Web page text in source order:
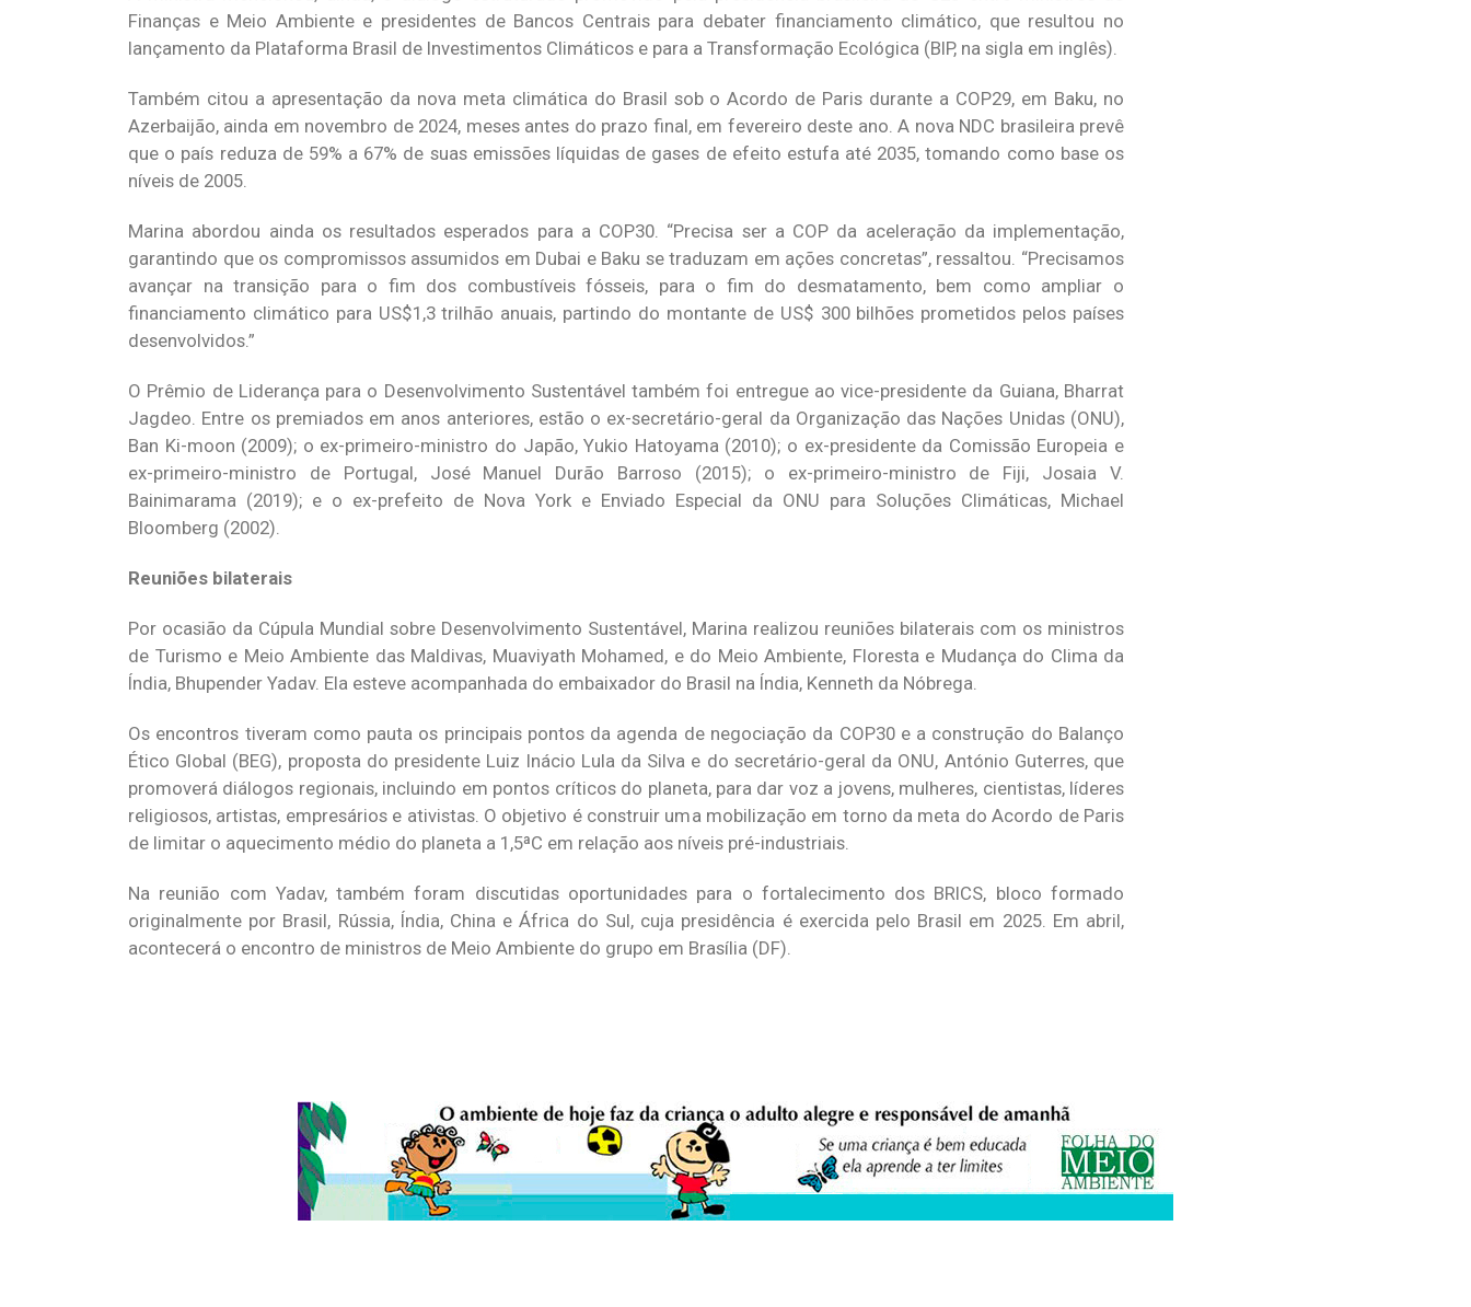
Finanças e Meio Ambiente e presidentes de Bancos Centrais para debater financiamento climático, que resultou no
lançamento da Plataforma Brasil de Investimentos Climáticos e para a Transformação Ecológica (BIP, na sigla em inglês).
Também citou a apresentação da nova meta climática do Brasil sob o Acordo de Paris durante a COP29, em Baku, no
Azerbaijão, ainda em novembro de 2024, meses antes do prazo final, em fevereiro deste ano. A nova NDC brasileira prevê
que o país reduza de 59% a 67% de suas emissões líquidas de gases de efeito estufa até 2035, tomando como base os
níveis de 2005.
Marina abordou ainda os resultados esperados para a COP30. “Precisa ser a COP da aceleração da implementação,
garantindo que os compromissos assumidos em Dubai e Baku se traduzam em ações concretas”, ressaltou. “Precisamos
avançar na transição para o fim dos combustíveis fósseis, para o fim do desmatamento, bem como ampliar o
financiamento climático para US$1,3 trilhão anuais, partindo do montante de US$ 300 bilhões prometidos pelos países
desenvolvidos.”
O Prêmio de Liderança para o Desenvolvimento Sustentável também foi entregue ao vice-presidente da Guiana, Bharrat
Jagdeo. Entre os premiados em anos anteriores, estão o ex-secretário-geral da Organização das Nações Unidas (ONU),
Ban Ki-moon (2009); o ex-primeiro-ministro do Japão, Yukio Hatoyama (2010); o ex-presidente da Comissão Europeia e
ex-primeiro-ministro de Portugal, José Manuel Durão Barroso (2015); o ex-primeiro-ministro de Fiji, Josaia V.
Bainimarama (2019); e o ex-prefeito de Nova York e Enviado Especial da ONU para Soluções Climáticas, Michael
Bloomberg (2002).
Reuniões bilaterais
Por ocasião da Cúpula Mundial sobre Desenvolvimento Sustentável, Marina realizou reuniões bilaterais com os ministros
de Turismo e Meio Ambiente das Maldivas, Muaviyath Mohamed, e do Meio Ambiente, Floresta e Mudança do Clima da
Índia, Bhupender Yadav. Ela esteve acompanhada do embaixador do Brasil na Índia, Kenneth da Nóbrega.
Os encontros tiveram como pauta os principais pontos da agenda de negociação da COP30 e a construção do Balanço
Ético Global (BEG), proposta do presidente Luiz Inácio Lula da Silva e do secretário-geral da ONU, António Guterres, que
promoverá diálogos regionais, incluindo em pontos críticos do planeta, para dar voz a jovens, mulheres, cientistas, líderes
religiosos, artistas, empresários e ativistas. O objetivo é construir uma mobilização em torno da meta do Acordo de Paris
de limitar o aquecimento médio do planeta a 1,5ªC em relação aos níveis pré-industriais.
Na reunião com Yadav, também foram discutidas oportunidades para o fortalecimento dos BRICS, bloco formado
originalmente por Brasil, Rússia, Índia, China e África do Sul, cuja presidência é exercida pelo Brasil em 2025. Em abril,
acontecerá o encontro de ministros de Meio Ambiente do grupo em Brasília (DF).